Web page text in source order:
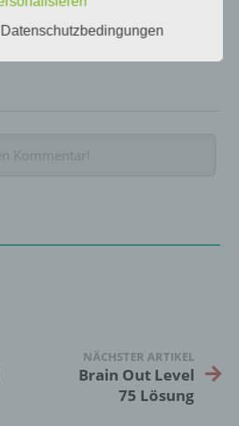
NÄCHSTER ARTIKEL
Brain Out Level
75 Lösung
verarbeitet
Erheben, das Erfassen, die
das Ordnen, die Speicherung,
oder Veränderung, das
Abfragen, die Verwendung,
Datenschutzbedingungen